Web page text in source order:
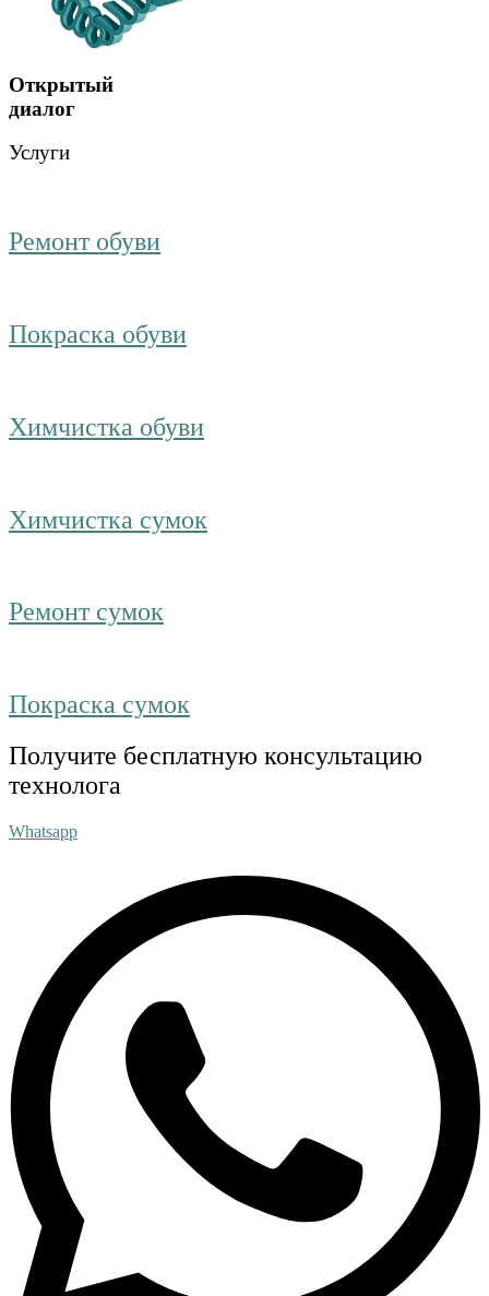
Открытый
диалог
Услуги
Ремонт обуви
Покраска обуви
Химчистка обуви
Химчистка сумок
Ремонт сумок
Покраска сумок
Получите бесплатную консультацию
технолога
Whatsapp